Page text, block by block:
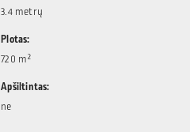
3.4 metrų
Plotas
720 m²
Apšiltintas
ne